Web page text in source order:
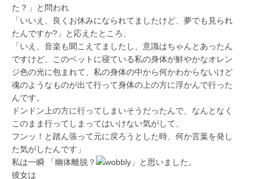
た？」と問われ
「いいえ、良くお休みになられてましたけど、夢でも見られ
たんですか?」と応えたところ、
「いえ、音楽も聞こえてましたし、意識はちゃんとあったん
ですけど、このベットに寝ている私の身体が鮮やかなオレン
ジ色の光に包まれて、私の身体の中から何かわからないけど
魂のようなものが出て行って身体の上の方に浮かんで行った
んです。
ドンドン上の方に行ってしまいそうだったんで、なんとなく
このまま行ってしまってはいけない気がして、
フンッ！と踏ん張って元に戻ろうとした時、何か言葉を発し
た気がしたんです」
私は一瞬 「幽体離脱？
」と思いました。
彼女は